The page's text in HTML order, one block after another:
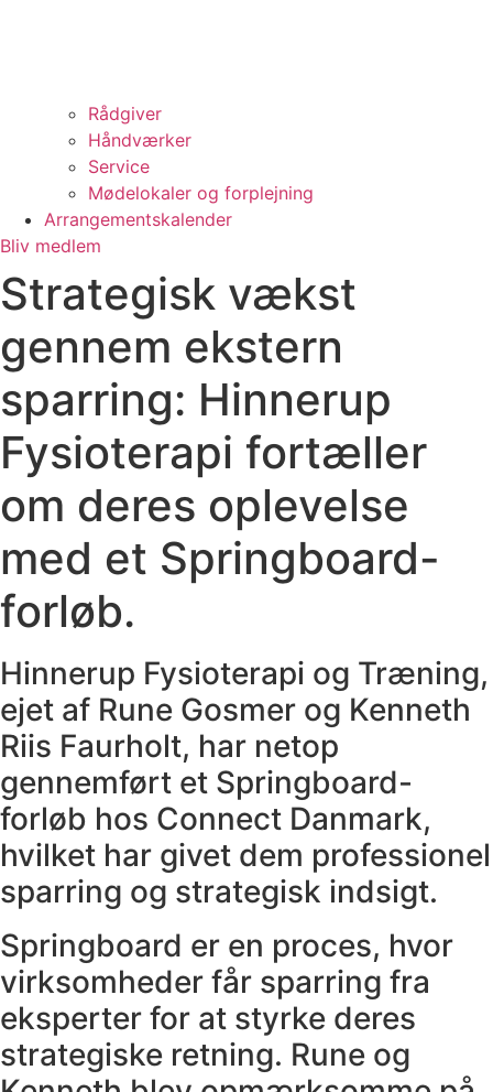
Rådgiver
Håndværker
Service
Mødelokaler og forplejning
Arrangementskalender
Bliv medlem
Strategisk vækst
gennem ekstern
sparring: Hinnerup
Fysioterapi fortæller
om deres oplevelse
med et Springboard-
forløb.
Hinnerup Fysioterapi og Træning,
ejet af Rune Gosmer og Kenneth
Riis Faurholt, har netop
gennemført et Springboard-
forløb hos Connect Danmark,
hvilket har givet dem professionel
sparring og strategisk indsigt.
Springboard er en proces, hvor
virksomheder får sparring fra
eksperter for at styrke deres
strategiske retning. Rune og